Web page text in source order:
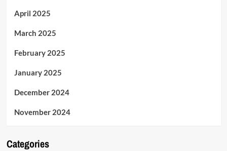
April 2025
March 2025
February 2025
January 2025
December 2024
November 2024
Categories